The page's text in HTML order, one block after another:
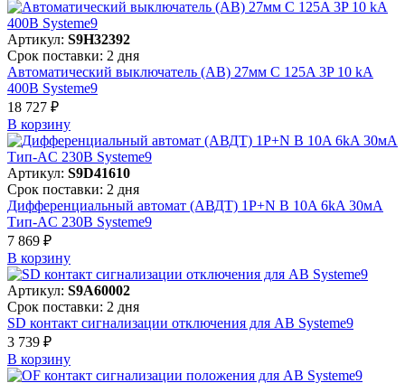
Артикул: S9H32392
Срок поставки: 2 дня
Автоматический выключатель (АВ) 27мм C 125A 3P 10 kA
400В Systeme9
18 727 ₽
В корзинy
Артикул: S9D41610
Срок поставки: 2 дня
Дифференциальный автомат (АВДТ) 1P+N B 10A 6kA 30мА
Тип-AC 230В Systeme9
7 869 ₽
В корзинy
Артикул: S9A60002
Срок поставки: 2 дня
SD контакт сигнализации отключения для АВ Systeme9
3 739 ₽
В корзинy